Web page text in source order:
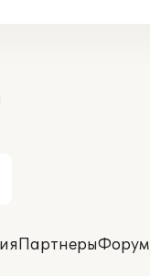
ПартнерыФорум